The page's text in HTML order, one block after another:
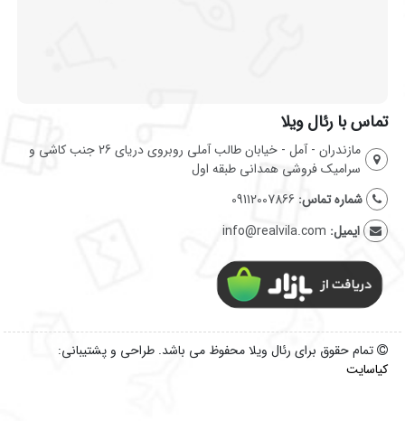
تماس با رئال ویلا
مازندران - آمل - خیابان طالب آملی روبروی دریای 26 جنب کاشی و
سرامیک فروشی همدانی طبقه اول
شماره تماس: 09112007866
ایمیل: info@realvila.com
تمام حقوق برای رئال ویلا محفوظ می باشد. طراحی و پشتیبانی:
کیاسایت